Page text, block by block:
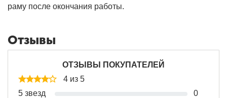
раму после окончания работы.
Отзывы
ОТЗЫВЫ ПОКУПАТЕЛЕЙ
4 из 5
5 звезд
0